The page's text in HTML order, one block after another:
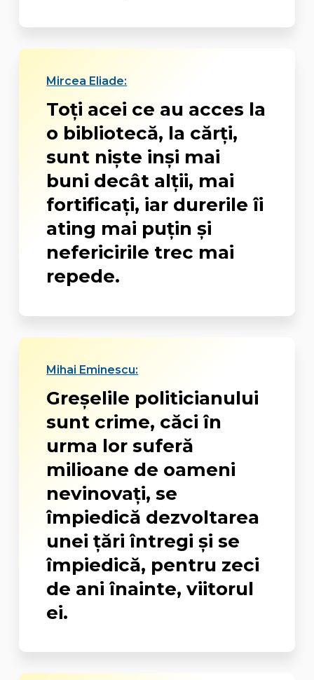
Mircea Eliade:
Toţi acei ce au acces la
o bibliotecă, la cărţi,
sunt nişte inşi mai
buni decât alţii, mai
fortificaţi, iar durerile îi
ating mai puţin şi
nefericirile trec mai
repede.
Mihai Eminescu:
Greşelile politicianului
sunt crime, căci în
urma lor suferă
milioane de oameni
nevinovaţi, se
împiedică dezvoltarea
unei ţări întregi şi se
împiedică, pentru zeci
de ani înainte, viitorul
ei.